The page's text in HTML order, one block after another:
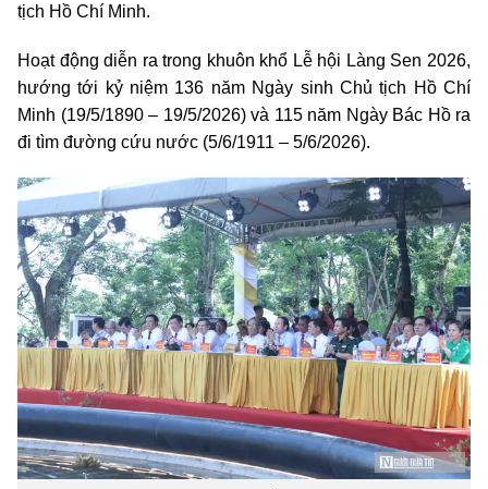
tịch Hồ Chí Minh.
Hoạt động diễn ra trong khuôn khổ Lễ hội Làng Sen 2026,
hướng tới kỷ niệm 136 năm Ngày sinh Chủ tịch Hồ Chí
Minh (19/5/1890 – 19/5/2026) và 115 năm Ngày Bác Hồ ra
đi tìm đường cứu nước (5/6/1911 – 5/6/2026).